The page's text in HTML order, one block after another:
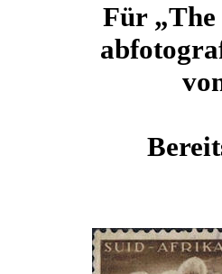
Für